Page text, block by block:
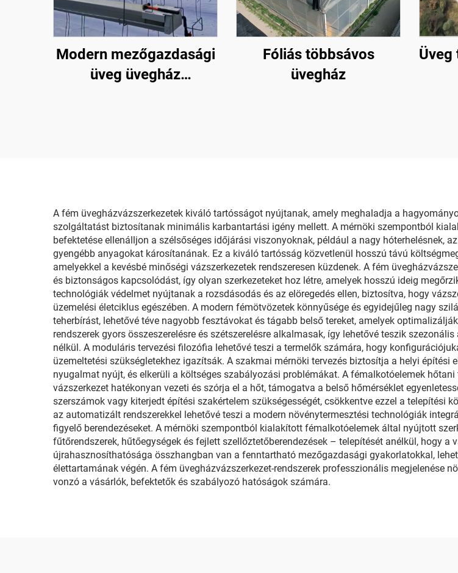
Modern mezőgazdasági
üveg üvegház
Fóliás többsávos
üvegház
Üveg
A fém üvegházvázszerkezetek kiváló tartósságot nyújtanak, amely meghaladja a
szolgáltatást biztosítanak minimális karbantartási igény mellett. A mérnöki szempontból
befektetése ellenálljon a szélsőséges időjárási viszonyoknak, például a nagy hóterhelésnek,
gyengébb anyagokat károsítanának. Ez a kiváló tartósság közvetlenül hosszú távú
amelyekkel a kevésbé minőségi vázszerkezetek rendszeresen küzdenek. A fém
és biztonságos kapcsolódást, így olyan szerkezeteket hoz létre, amelyek hosszú ideig
technológiák védelmet nyújtanak a rozsdásodás és az elöregedés ellen, biztosítva, hogy
üzemelési életciklus egészében. A modern fémötvözetek könnyűsége és egyidejűleg nagy
teherbírást, lehetővé téve nagyobb fesztávokat és tágabb belső tereket, amelyek
rendszerek gyors összeszerelésre és szétszerelésre alkalmasak, így lehetővé teszik
nélkül. A moduláris tervezési filozófia lehetővé teszi a termelők számára, hogy
üzemeltetési szükségletekhez igazítsák. A szakmai mérnöki tervezés biztosítja a helyi
nyugalmat nyújt, és elkerüli a költséges szabályozási problémákat. A fémalkotóelemek
vázszerkezet hatékonyan vezeti és szórja el a hőt, támogatva a belső hőmérséklet
szerszámok vagy kiterjedt építési szakértelem szükségességét, csökkentve ezzel a telepítési
az automatizált rendszerekkel lehetővé teszi a modern növénytermesztési technológiák
figyelő berendezéseket. A mérnöki szempontból kialakított fémalkotóelemek által nyújtott
fűtőrendszerek, hűtőegységek és fejlett szellőztetőberendezések – telepítését anélkül, hogy
újrahasznosíthatósága összhangban van a fenntartható mezőgazdasági gyakorlatokkal,
élettartamának végén. A fém üvegházvázszerkezet-rendszerek professzionális megjelenése
vonzó a vásárlók, befektetők és szabályozó hatóságok számára.